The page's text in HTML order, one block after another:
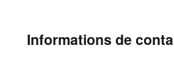
Informations de